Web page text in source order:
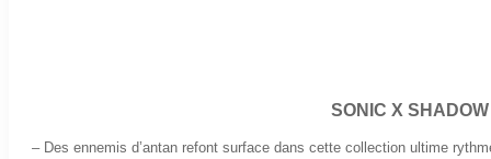
SONIC X
– Des ennemis d’antan refont surface dans cette collection ultime